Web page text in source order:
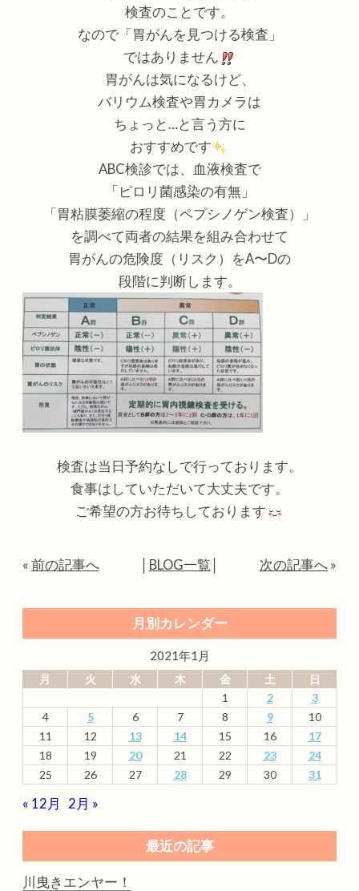
検査のことです。
なので「胃がんを見つける検査」
ではありません
胃がんは気になるけど、
バリウム検査や胃カメラは
ちょっと…と言う方に
おすすめです
ABC検診では、血液検査で
「ピロリ菌感染の有無」
「胃粘膜萎縮の程度（ペプシノゲン検査）」
を調べて両者の結果を組み合わせて
胃がんの危険度（リスク）をA〜Dの
段階に判断します。
検査は当日予約なしで行っております。
食事はしていただいて大丈夫です。
ご希望の方お待ちしております
« 前の記事へ BLOG一覧 次の記事へ »
月別カレンダー
2021年1月
月 火 水 木 金 土
日
1
2
3
4
5 6 7 8 9
10
11
12 13 14 15 16
17
18
19 20 21 22 23
24
25
26 27 28 29 30 31
« 12月 2月 »
最近の記事
川曳きエンヤー！